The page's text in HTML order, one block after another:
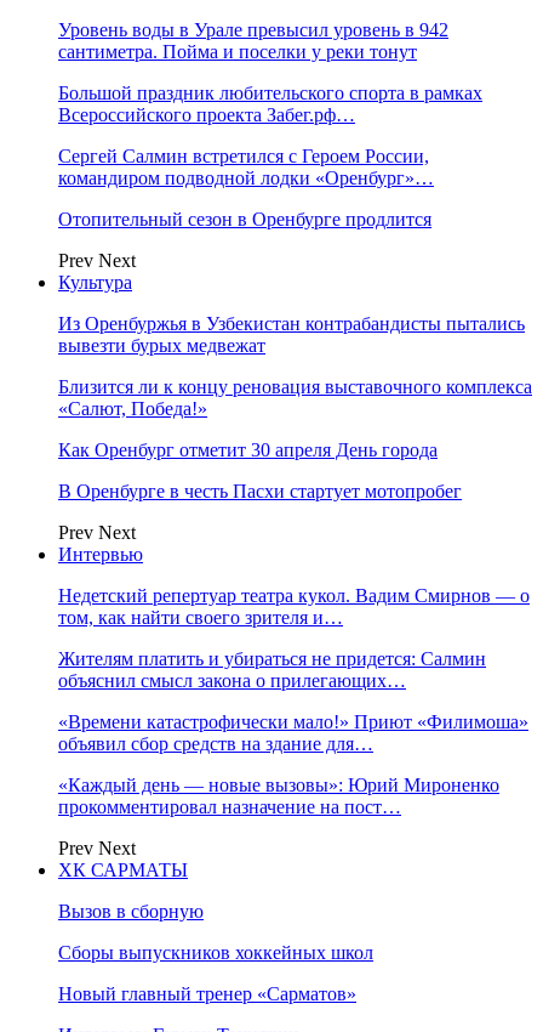
Уровень воды в Урале превысил уровень в 942
сантиметра. Пойма и поселки у реки тонут
Большой праздник любительского спорта в рамках
Всероссийского проекта Забег.рф…
Сергей Салмин встретился с Героем России,
командиром подводной лодки «Оренбург»…
Отопительный сезон в Оренбурге продлится
Prev Next
Культура
Из Оренбуржья в Узбекистан контрабандисты пытались
вывезти бурых медвежат
Близится ли к концу реновация выставочного комплекса
«Салют, Победа!»
Как Оренбург отметит 30 апреля День города
В Оренбурге в честь Пасхи стартует мотопробег
Prev Next
Интервью
Недетский репертуар театра кукол. Вадим Смирнов — о
том, как найти своего зрителя и…
Жителям платить и убираться не придется: Салмин
объяснил смысл закона о прилегающих…
«Времени катастрофически мало!» Приют «Филимоша»
объявил сбор средств на здание для…
«Каждый день — новые вызовы»: Юрий Мироненко
прокомментировал назначение на пост…
Prev Next
ХК САРМАТЫ
Вызов в сборную
Сборы выпускников хоккейных школ
Новый главный тренер «Сарматов»